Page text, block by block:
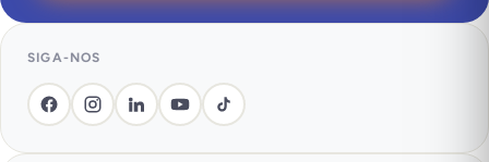
SIGA-NOS